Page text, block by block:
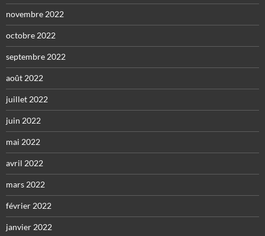
novembre 2022
octobre 2022
septembre 2022
août 2022
juillet 2022
juin 2022
mai 2022
avril 2022
mars 2022
février 2022
janvier 2022